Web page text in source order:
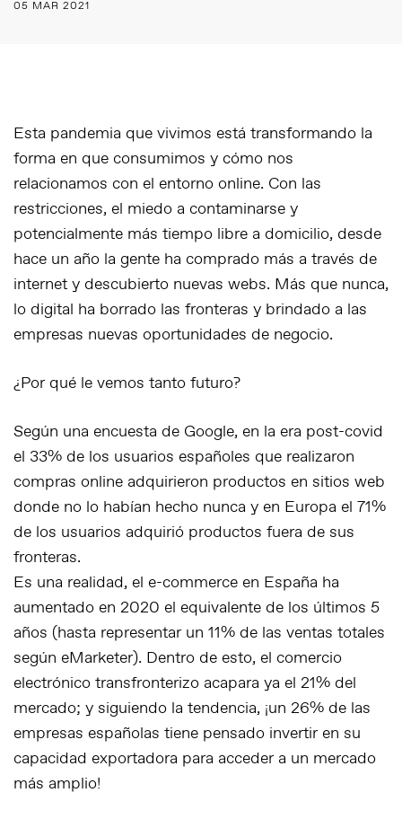
05 MAR 2021
Esta pandemia que vivimos está transformando la
forma en que consumimos y cómo nos
relacionamos con el entorno online. Con las
restricciones, el miedo a contaminarse y
potencialmente más tiempo libre a domicilio, desde
hace un año la gente ha comprado más a través de
internet y descubierto nuevas webs. Más que nunca,
lo digital ha borrado las fronteras y brindado a las
empresas nuevas oportunidades de negocio.
¿Por qué le vemos tanto futuro?
Según una encuesta de Google, en la era post-covid
el 33% de los usuarios españoles que realizaron
compras online adquirieron productos en sitios web
donde no lo habían hecho nunca y en Europa el 71%
de los usuarios adquirió productos fuera de sus
fronteras.
Es una realidad, el e-commerce en España ha
aumentado en 2020 el equivalente de los últimos 5
años (hasta representar un 11% de las ventas totales
según eMarketer). Dentro de esto, el comercio
electrónico transfronterizo acapara ya el 21% del
mercado; y siguiendo la tendencia, ¡un 26% de las
empresas españolas tiene pensado invertir en su
capacidad exportadora para acceder a un mercado
más amplio!